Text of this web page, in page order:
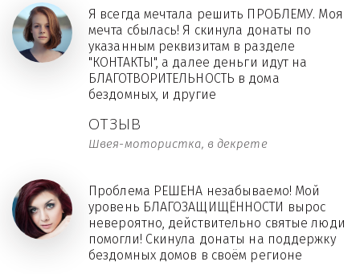
ОТЗЫВ
Швея-мотористка, в декрете
Я всегда мечтала решить ПРОБЛЕМУ. Моя
мечта сбылась! Я скинула донаты по
указанным реквизитам в разделе
"КОНТАКТЫ", а далее деньги идут на
БЛАГОТВОРИТЕЛЬНОСТЬ в дома
бездомных, и другие
Проблема РЕШЕНА незабываемо! Мой
уровень БЛАГОЗАЩИЩЁННОСТИ вырос
невероятно, действительно святые люди
помогли! Скинула донаты на поддержку
бездомных домов в своём регионе